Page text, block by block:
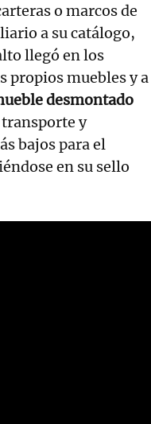
o marcos de
a su catálogo,
llegó en los
propios muebles y a
desmontado
y
bajos para el
en su sello